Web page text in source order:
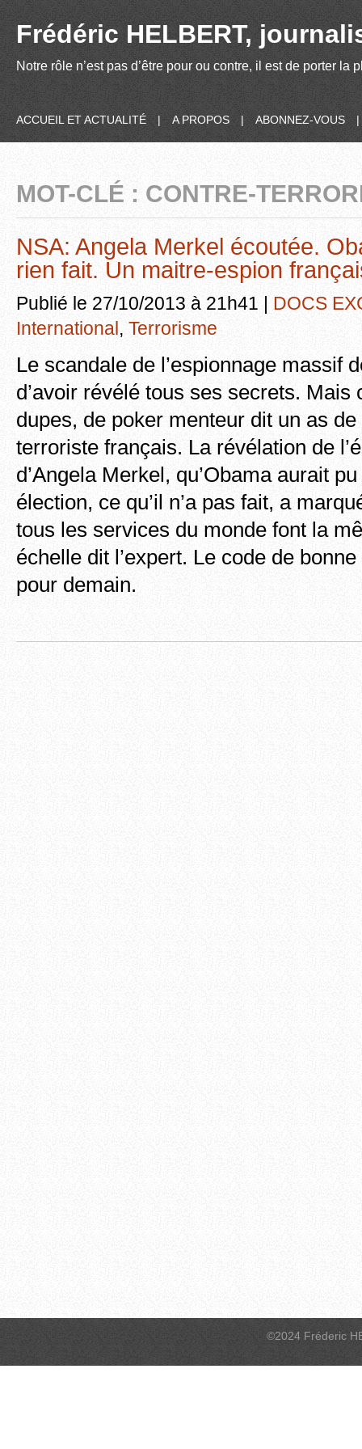
Frédéric HELBERT,
Notre rôle n’est pas d’être pour ou contre, il est de porter
ACCUEIL ET ACTUALITÉ | A PROPOS | ABONNEZ-VOUS |
MOT-CLÉ : CONTRE-
NSA: Angela Merkel écoutée.
rien fait. Un maitre-espion
Publié le 27/10/2013 à 21h41 | DOCS
International, Terrorisme
Le scandale de l’espionnage massif
d’avoir révélé tous ses secrets. Mais
dupes, de poker menteur dit un as
terroriste français. La révélation de
d’Angela Merkel, qu’Obama aurait
élection, ce qu’il n’a pas fait, a
tous les services du monde font la
échelle dit l’expert. Le code de
pour demain.
©2024 Fréderic